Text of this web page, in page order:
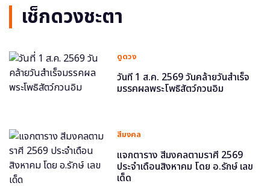
เช็กดวงชะตา
ดูดวง
วันที่ 1 ส.ค. 2569 วันคล้ายวันสำเร็จ
มรรคผลพระโพธิสัตว์กวนอิม
สีมงคล
แจกตาราง สีมงคลตามราศี 2569
ประจำเดือนสิงหาคม โดย อ.รักษ์ เลข
เด็ด